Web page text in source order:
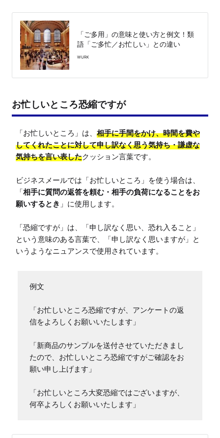
「ご多用」の意味と使い方と例文！類
語「ご多忙／お忙しい」との違い
WURK
お忙しいところ恐縮ですが
「お忙しいところ」は、 相手に手間をかけ、時間を費や
してくれたことに対して申し訳なく思う気持ち・謙虚な
気持ちを言い表したクッション言葉です。
ビジネスメールでは「お忙しいところ」を使う場合は、
「相手に質問の返答を頼む・相手の負荷になることをお
願いするとき 」に使用します。
「恐縮ですが」は、「申し訳なく思い、恐れ入ること」
という意味のある言葉で、「申し訳なく思いますが」と
いうようなニュアンスで使用されています。
例文
「お忙しいところ恐縮ですが、アンケートの返
信をよろしくお願いいたします」
「新商品のサンプルを送付させていただきまし
たので、お忙しいところ恐縮ですがご確認をお
願い申し上げます」
「お忙しいところ大変恐縮ではございますが、
何卒よろしくお願いいたします」